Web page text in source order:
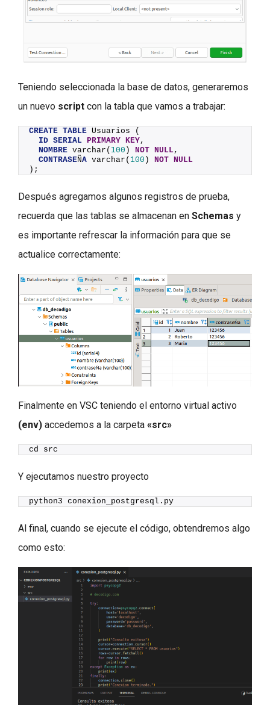
Teniendo seleccionada la base de datos, generaremos
un nuevo script con la tabla que vamos a trabajar:
CREATE TABLE Usuarios (
ID SERIAL PRIMARY KEY,
NOMBRE varchar( 100 ) NOT NULL,
CONTRASEÑA varchar( 100 ) NOT NULL
);
Después agregamos algunos registros de prueba,
recuerda que las tablas se almacenan en Schemas y
es importante refrescar la información para que se
actualice correctamente:
Finalmente en VSC teniendo el entorno virtual activo
(env) accedemos a la carpeta «src»
cd src
Y ejecutamos nuestro proyecto
python3 conexion_postgresql.py
Al final, cuando se ejecute el código, obtendremos algo
como esto: